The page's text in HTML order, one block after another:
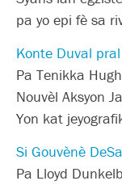
pa yo epi fè sa
Konte Duval
Pa Tenikka
Nouvèl Aksyon
Yon kat
Si Gouvènè
Pa Lloyd